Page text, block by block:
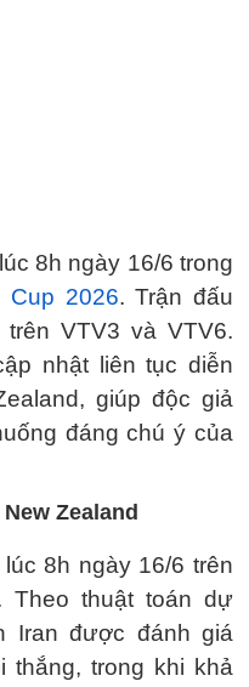
8h ngày 16/6 trong
Cup 2026. Trận đấu
VTV3 và VTV6.
nhật liên tục diễn
giúp độc giả
đáng chú ý của
Zealand
8h ngày 16/6 trên
Theo thuật toán dự
Iran được đánh giá
thắng, trong khi khả